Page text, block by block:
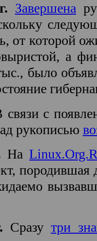
Завершена
от которой
а
было
связи с
рукописью
На
породившая
Сразу три